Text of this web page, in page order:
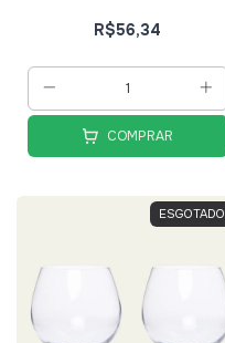
R$56,34
COMPRAR
ESGOTADO